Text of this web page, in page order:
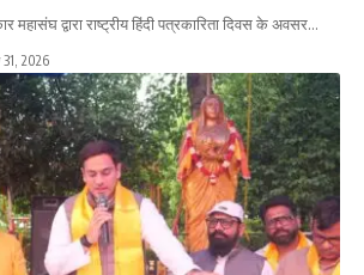
महासंघ द्वारा राष्ट्रीय हिंदी पत्रकारिता दिवस के अवसर…
2026